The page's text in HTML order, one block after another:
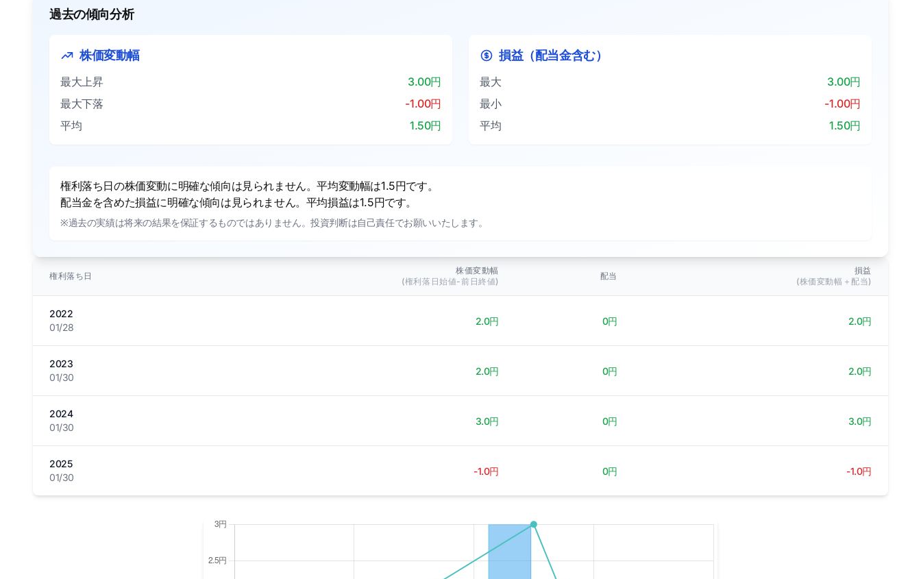
過去の傾向分析
株価変動幅
最大上昇
3.00円
最大下落
-1.00円
平均
1.50円
損益（配当金含む）
最大
3.00円
最小
-1.00円
平均
1.50円
権利落ち日の株価変動に明確な傾向は見られません。平均変動幅は1.5円です。
配当金を含めた損益に明確な傾向は見られません。平均損益は1.5円です。
※過去の実績は将来の結果を保証するものではありません。投資判断は自己責任でお願いいたします。
権利落ち日
株価変動幅
(権利落日始値-前日終値)
配当
損益
(株価変動幅＋配当)
2022
01/28
2.0円 0円 2.0円
2023
01/30
2.0円 0円 2.0円
2024
01/30
3.0円 0円 3.0円
2025
01/30
-1.0円 0円 -1.0円